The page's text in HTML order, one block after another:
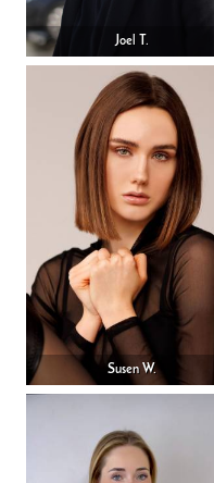
Joel T.
Susen W.